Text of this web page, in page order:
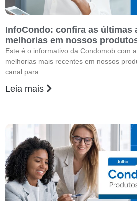
InfoCondo: confira as últimas
melhorias em nossos
Este é o informativo da Condomob com
melhorias mais recentes em nossos
canal para
Leia mais